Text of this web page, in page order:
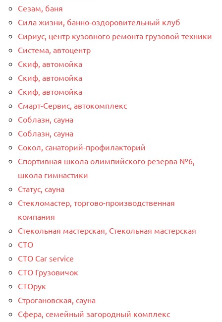
Сезам, баня
Сила жизни, банно-оздоровительный клуб
Сириус, центр кузовного ремонта грузовой техники
Система, автоцентр
Скиф, автомойка
Скиф, автомойка
Скиф, автомойка
Смарт-Сервис, автокомплекс
Соблазн, сауна
Соблазн, сауна
Сокол, санаторий-профилакторий
Спортивная школа олимпийского резерва №6,
школа гимнастики
Статус, сауна
Стекломастер, торгово-производственная
компания
Стекольная мастерская, Стекольная мастерская
СТО
СТО Car service
СТО Грузовичок
СТОрук
Строгановская, сауна
Сфера, семейный загородный комплекс